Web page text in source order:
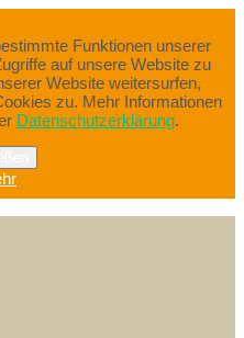
Funktionen unserer
auf unsere Website zu
Website weitersurfen,
zu. Mehr Informationen
Datenschutzerklärung.